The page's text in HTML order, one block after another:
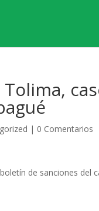
Tolima,
| 0 Comentarios
de sanciones del